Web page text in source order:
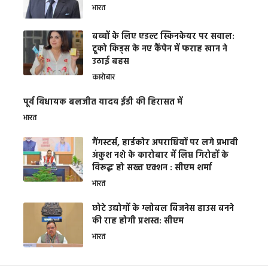
भारत
बच्चों के लिए एडल्ट स्किनकेयर पर सवाल:
टूको किड्स के नए कैंपेन में फराह खान ने
उठाई बहस
कारोबार
पूर्व विधायक बलजीत यादव ईडी की हिरासत में
भारत
गैंगस्टर्स, हार्डकोर अपराधियों पर लगे प्रभावी
अंकुश नशे के कारोबार में लिप्त गिरोहों के
विरूद्ध हो सख्त एक्शन : सीएम शर्मा
भारत
छोटे उद्योगों के ग्लोबल बिजनेस हाउस बनने
की राह होगी प्रशस्त: सीएम
भारत